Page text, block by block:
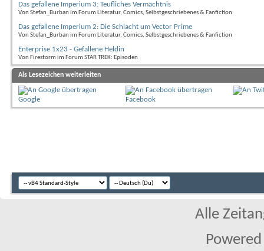
Das gefallene Imperium 3: Teufliches Vermächtnis
Von Stefan_Burban im Forum Literatur, Comics, Selbstgeschriebenes & Fanfiction
Das gefallene Imperium 2: Die Schlacht um Vector Prime
Von Stefan_Burban im Forum Literatur, Comics, Selbstgeschriebenes & Fanfiction
Enterprise 1x23 - Gefallene Heldin
Von Firestorm im Forum STAR TREK: Episoden
Als Lesezeichen weiterleiten
Google Facebook
Alle